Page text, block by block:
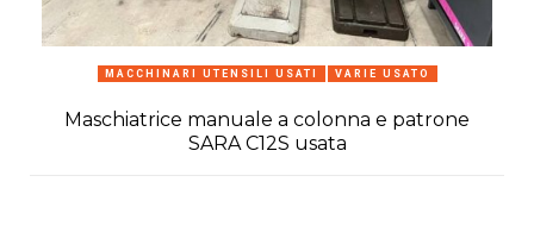
MACCHINARI UTENSILI USATI VARIE USATO
Maschiatrice manuale a colonna e patrone
SARA C12S usata